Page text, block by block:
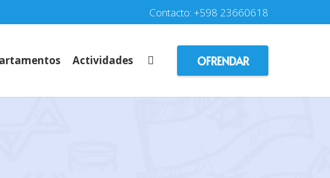
Contacto: +598 23660618
Actividades OFRENDAR